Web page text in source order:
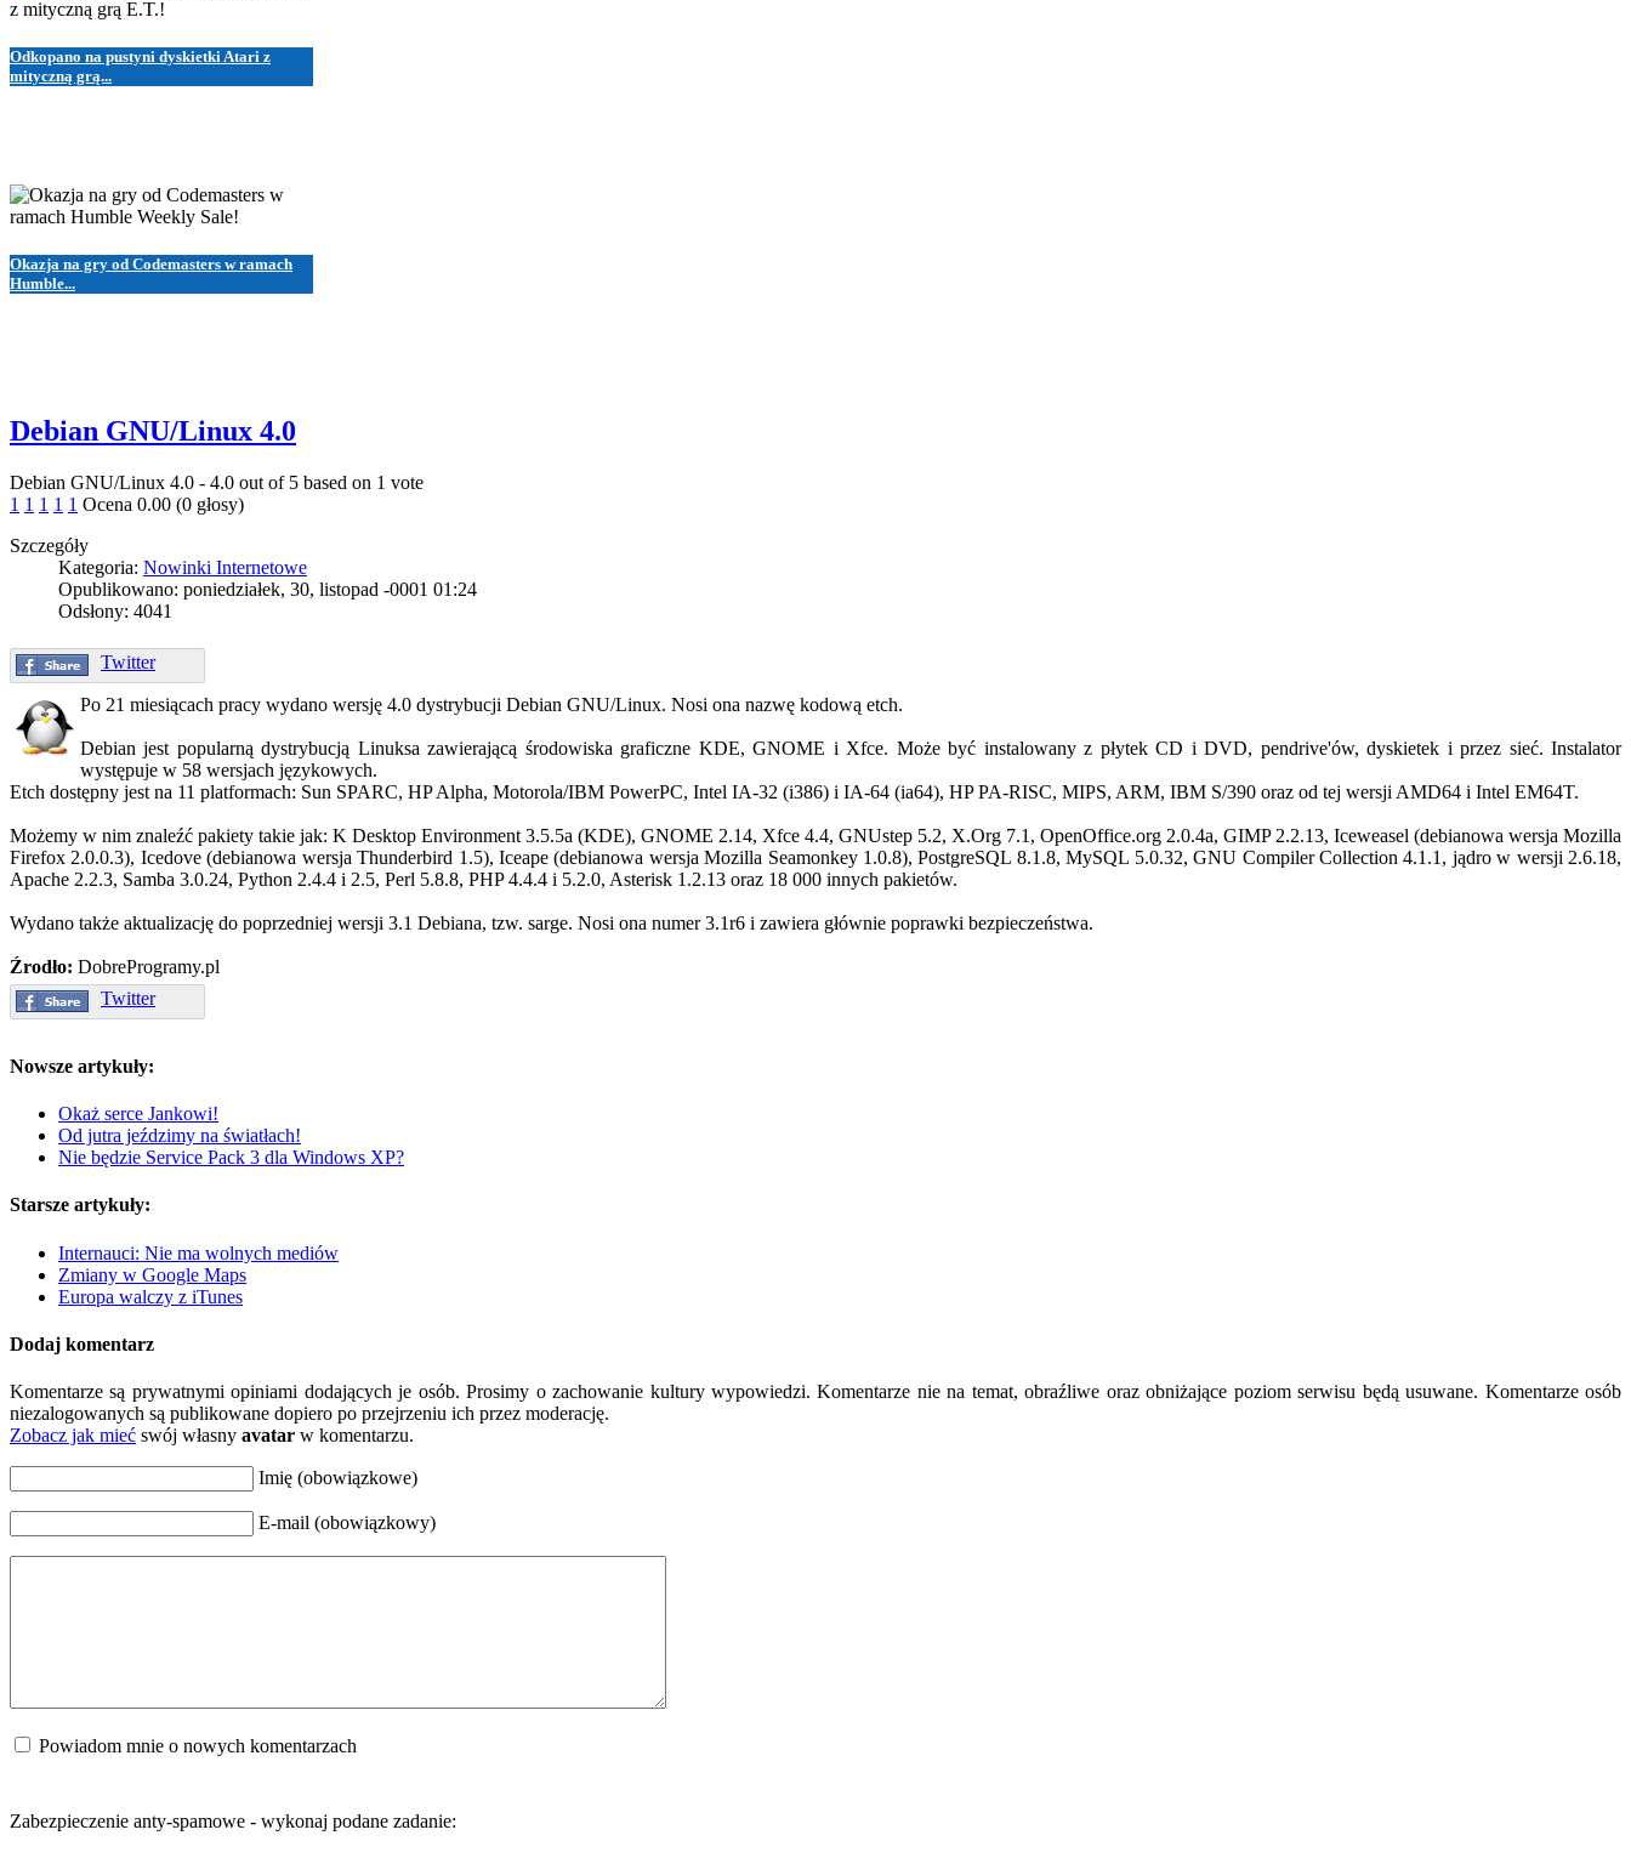
Odkopano na pustyni dyskietki Atari z
mityczną grą...
Okazja na gry od Codemasters w ramach
Humble...
Debian GNU/Linux 4.0
Debian GNU/Linux 4.0 - 4.0 out of 5 based on 1 vote
1 1 1 1 1 Ocena 0.00 (0 głosy)
Szczegóły
Kategoria: Nowinki Internetowe
Opublikowano: poniedziałek, 30, listopad -0001 01:24
Odsłony: 4041
Twitter
Po 21 miesiącach pracy wydano wersję 4.0 dystrybucji Debian GNU/Linux. Nosi ona nazwę kodową etch.
Debian jest popularną dystrybucją Linuksa zawierającą środowiska graficzne KDE, GNOME i Xfce. Może być instalowany z płytek CD i DVD, pendrive'ów, dyskietek i przez sieć. Instalator
występuje w 58 wersjach językowych.
Etch dostępny jest na 11 platformach: Sun SPARC, HP Alpha, Motorola/IBM PowerPC, Intel IA-32 (i386) i IA-64 (ia64), HP PA-RISC, MIPS, ARM, IBM S/390 oraz od tej wersji AMD64 i Intel EM64T.
Możemy w nim znaleźć pakiety takie jak: K Desktop Environment 3.5.5a (KDE), GNOME 2.14, Xfce 4.4, GNUstep 5.2, X.Org 7.1, OpenOffice.org 2.0.4a, GIMP 2.2.13, Iceweasel (debianowa wersja Mozilla
Firefox 2.0.0.3), Icedove (debianowa wersja Thunderbird 1.5), Iceape (debianowa wersja Mozilla Seamonkey 1.0.8), PostgreSQL 8.1.8, MySQL 5.0.32, GNU Compiler Collection 4.1.1, jądro w wersji 2.6.18,
Apache 2.2.3, Samba 3.0.24, Python 2.4.4 i 2.5, Perl 5.8.8, PHP 4.4.4 i 5.2.0, Asterisk 1.2.13 oraz 18 000 innych pakietów.
Wydano także aktualizację do poprzedniej wersji 3.1 Debiana, tzw. sarge. Nosi ona numer 3.1r6 i zawiera głównie poprawki bezpieczeństwa.
Źrodło: DobreProgramy.pl
Twitter
Nowsze artykuły:
Okaż serce Jankowi!
Od jutra jeździmy na światłach!
Nie będzie Service Pack 3 dla Windows XP?
Starsze artykuły:
Internauci: Nie ma wolnych mediów
Zmiany w Google Maps
Europa walczy z iTunes
Dodaj komentarz
Komentarze są prywatnymi opiniami dodających je osób. Prosimy o zachowanie kultury wypowiedzi. Komentarze nie na temat, obraźliwe oraz obniżające poziom serwisu będą usuwane. Komentarze osób
niezalogowanych są publikowane dopiero po przejrzeniu ich przez moderację.
Zobacz jak mieć swój własny avatar w komentarzu.
Imię (obowiązkowe)
E-mail (obowiązkowy)
Powiadom mnie o nowych komentarzach
Zabezpieczenie anty-spamowe - wykonaj podane zadanie: